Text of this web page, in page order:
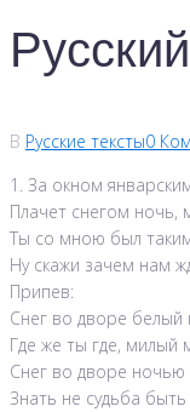
В Русские тексты0
1. За окном
Плачет снегом ночь,
Ты со мною был
Ну скажи зачем нам
Припев:
Снег во дворе белый
Где же ты где, милый
Снег во дворе ночью
Знать не судьба